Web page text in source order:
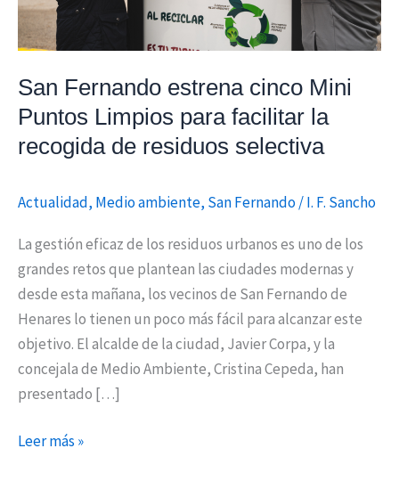
San Fernando estrena cinco Mini
Puntos Limpios para facilitar la
recogida de residuos selectiva
Actualidad, Medio ambiente, San Fernando/I. F. Sancho
La gestión eficaz de los residuos urbanos es uno de los
grandes retos que plantean las ciudades modernas y
desde esta mañana, los vecinos de San Fernando de
Henares lo tienen un poco más fácil para alcanzar este
objetivo. El alcalde de la ciudad, Javier Corpa, y la
concejala de Medio Ambiente, Cristina Cepeda, han
presentado […]
facilitar
la
de
residuos
selectiva
Leer más »